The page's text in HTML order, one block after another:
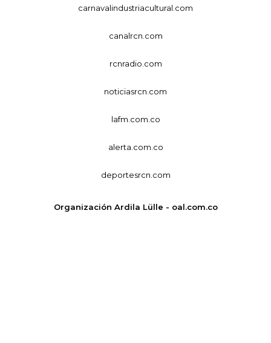
carnavalindustriacultural.com
canalrcn.com
rcnradio.com
noticiasrcn.com
lafm.com.co
alerta.com.co
deportesrcn.com
Organización Ardila Lülle - oal.com.co